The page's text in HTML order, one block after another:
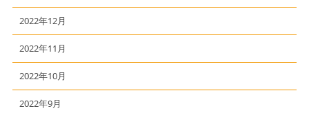
2022年12月
2022年11月
2022年10月
2022年9月